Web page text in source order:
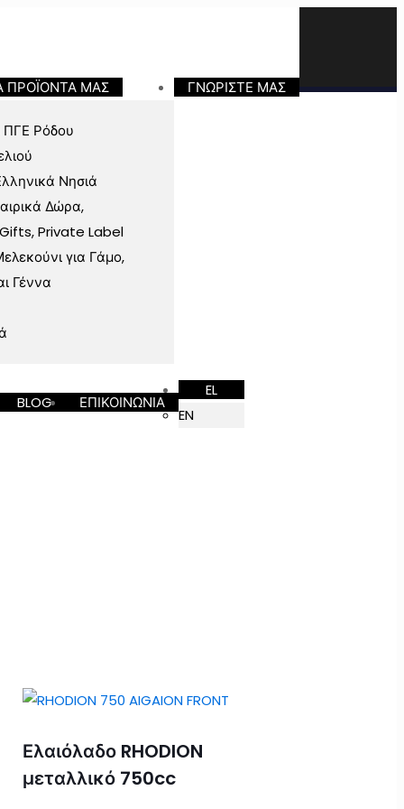
ΠΡΟΪΟΝΤΑ ΜΑΣ
ΠΓΕ Ρόδου
Νησιά
Δώρα,
Private Label
για Γάμο,
Γέννα
ΓΝΩΡΙΣΤΕ ΜΑΣ
BLOG ΕΠΙΚΟΙΝΩΝΙΑ
EL
EN
Ελαιόλαδο RHODION
μεταλλικό 750cc